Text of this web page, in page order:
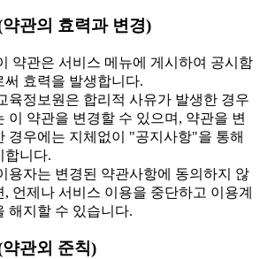
관의 효력과 변경)
약관은 서비스 메뉴에 게시하여 공시함
써 효력을 발생합니다.
육정보원은 합리적 사유가 발생한 경우
이 약관을 변경할 수 있으며, 약관을 변
경우에는 지체없이 "공지사항"을 통해
합니다.
용자는 변경된 약관사항에 동의하지 않
, 언제나 서비스 이용을 중단하고 이용계
해지할 수 있습니다.
관외 준칙)